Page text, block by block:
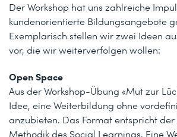
Der Workshop hat uns zahlreiche
kundenorientierte Bildungsangebote
Exemplarisch stellen wir zwei Ideen
vor, die wir weiterverfolgen wollen:
Open Space
Aus der Workshop-Übung «Mut zur
Idee, eine Weiterbildung ohne
anzubieten. Das Format entspricht
Methodik des Social Learnings. Eine